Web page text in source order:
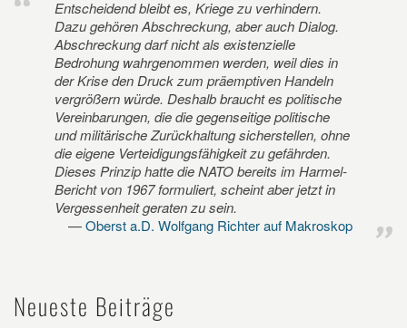
Entscheidend bleibt es, Kriege zu verhindern.
Dazu gehören Abschreckung, aber auch Dialog.
Abschreckung darf nicht als existenzielle
Bedrohung wahrgenommen werden, weil dies in
der Krise den Druck zum präemptiven Handeln
vergrößern würde. Deshalb braucht es politische
Vereinbarungen, die die gegenseitige politische
und militärische Zurückhaltung sicherstellen, ohne
die eigene Verteidigungsfähigkeit zu gefährden.
Dieses Prinzip hatte die NATO bereits im Harmel-
Bericht von 1967 formuliert, scheint aber jetzt in
Vergessenheit geraten zu sein.
Oberst a.D. Wolfgang Richter auf Makroskop
Neueste Beiträge